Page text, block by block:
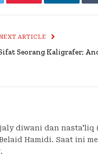
Pinterest LinkedIn
ARTICLE
Seorang Kaligrafer;
diwani dan nasta'liq
Hamidi. Saat ini